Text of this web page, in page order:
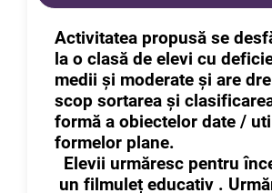
Activitatea propusă se
la o clasă de elevi cu
medii și moderate și are
scop sortarea și
formă a obiectelor date /
formelor plane.
Elevii urmăresc pentru
un filmuleț educativ .